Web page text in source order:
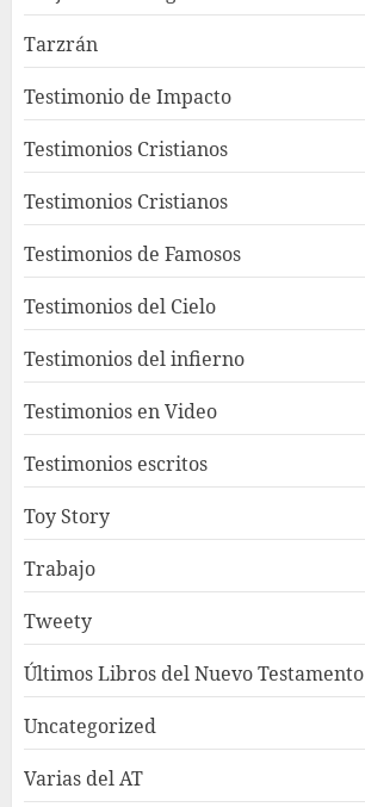
Tarzrán
Testimonio de Impacto
Testimonios Cristianos
Testimonios Cristianos
Testimonios de Famosos
Testimonios del Cielo
Testimonios del infierno
Testimonios en Video
Testimonios escritos
Toy Story
Trabajo
Tweety
Últimos Libros del Nuevo Testamento
Uncategorized
Varias del AT